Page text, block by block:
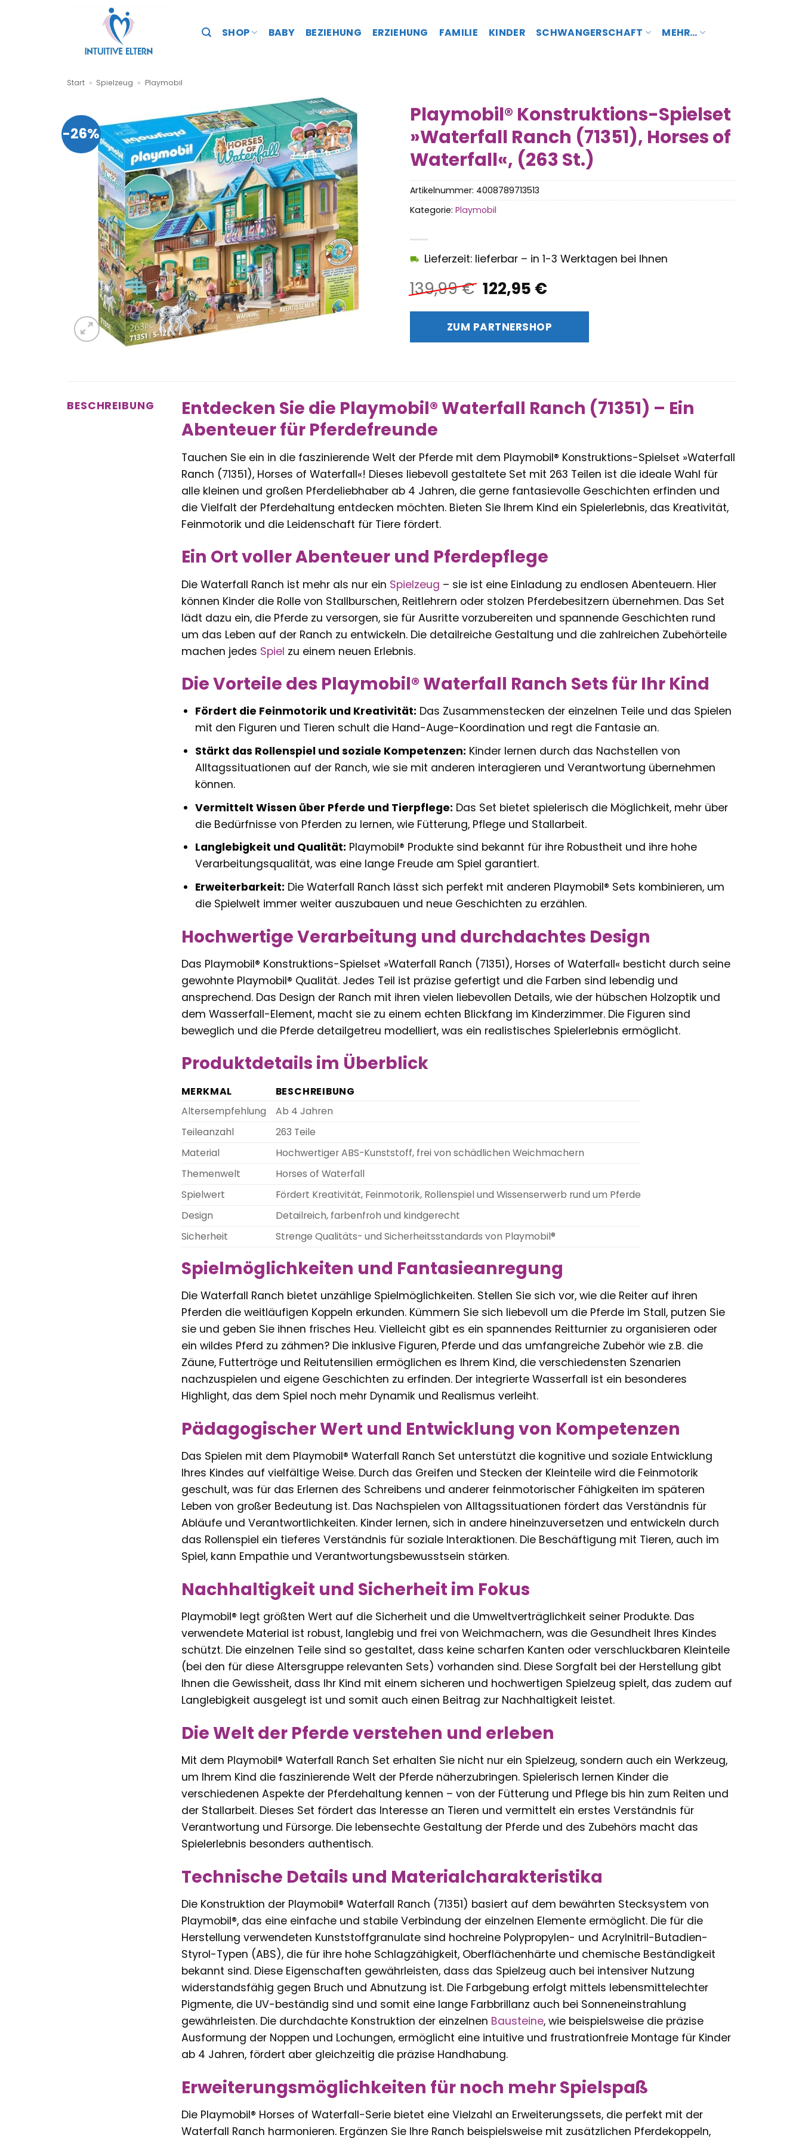
SHOP BABY BEZIEHUNG ERZIEHUNG FAMILIE KINDER SCHWANGERSCHAFT MEHR…
Start » Spielzeug » Playmobil
-26%
Playmobil® Konstruktions-Spielset
»Waterfall Ranch (71351), Horses of
Waterfall«, (263 St.)
139,99€ Ursprünglicher
Preis
war:
139,99 €
122,95 €Aktueller
ist:
122,95 €.
Lieferzeit: lieferbar – in 1-3 Werktagen bei Ihnen
ZUM PARTNERSHOP
Artikelnummer: 4008789713513
Kategorie: Playmobil
BESCHREIBUNG
Entdecken Sie die Playmobil® Waterfall Ranch (71351) – Ein
Abenteuer für Pferdefreunde
Tauchen Sie ein in die faszinierende Welt der Pferde mit dem Playmobil® Konstruktions-Spielset »Waterfall
Ranch (71351), Horses of Waterfall«! Dieses liebevoll gestaltete Set mit 263 Teilen ist die ideale Wahl für
alle kleinen und großen Pferdeliebhaber ab 4 Jahren, die gerne fantasievolle Geschichten erfinden und
die Vielfalt der Pferdehaltung entdecken möchten. Bieten Sie Ihrem Kind ein Spielerlebnis, das Kreativität,
Feinmotorik und die Leidenschaft für Tiere fördert.
Ein Ort voller Abenteuer und Pferdepflege
Die Waterfall Ranch ist mehr als nur ein Spielzeug – sie ist eine Einladung zu endlosen Abenteuern. Hier
können Kinder die Rolle von Stallburschen, Reitlehrern oder stolzen Pferdebesitzern übernehmen. Das Set
lädt dazu ein, die Pferde zu versorgen, sie für Ausritte vorzubereiten und spannende Geschichten rund
um das Leben auf der Ranch zu entwickeln. Die detailreiche Gestaltung und die zahlreichen Zubehörteile
machen jedes Spiel zu einem neuen Erlebnis.
Die Vorteile des Playmobil® Waterfall Ranch Sets für Ihr Kind
Fördert die Feinmotorik und Kreativität: Das Zusammenstecken der einzelnen Teile und das Spielen
mit den Figuren und Tieren schult die Hand-Auge-Koordination und regt die Fantasie an.
Stärkt das Rollenspiel und soziale Kompetenzen: Kinder lernen durch das Nachstellen von
Alltagssituationen auf der Ranch, wie sie mit anderen interagieren und Verantwortung übernehmen
können.
Vermittelt Wissen über Pferde und Tierpflege: Das Set bietet spielerisch die Möglichkeit, mehr über
die Bedürfnisse von Pferden zu lernen, wie Fütterung, Pflege und Stallarbeit.
Langlebigkeit und Qualität: Playmobil® Produkte sind bekannt für ihre Robustheit und ihre hohe
Verarbeitungsqualität, was eine lange Freude am Spiel garantiert.
Erweiterbarkeit: Die Waterfall Ranch lässt sich perfekt mit anderen Playmobil® Sets kombinieren, um
die Spielwelt immer weiter auszubauen und neue Geschichten zu erzählen.
Hochwertige Verarbeitung und durchdachtes Design
Das Playmobil® Konstruktions-Spielset »Waterfall Ranch (71351), Horses of Waterfall« besticht durch seine
gewohnte Playmobil® Qualität. Jedes Teil ist präzise gefertigt und die Farben sind lebendig und
ansprechend. Das Design der Ranch mit ihren vielen liebevollen Details, wie der hübschen Holzoptik und
dem Wasserfall-Element, macht sie zu einem echten Blickfang im Kinderzimmer. Die Figuren sind
beweglich und die Pferde detailgetreu modelliert, was ein realistisches Spielerlebnis ermöglicht.
Produktdetails im Überblick
MERKMAL
BESCHREIBUNG
Altersempfehlung
Ab 4 Jahren
Teileanzahl
263 Teile
Material
Hochwertiger ABS-Kunststoff, frei von schädlichen Weichmachern
Themenwelt
Horses of Waterfall
Spielwert
Fördert Kreativität, Feinmotorik, Rollenspiel und Wissenserwerb rund um Pferde
Design
Detailreich, farbenfroh und kindgerecht
Sicherheit
Strenge Qualitäts- und Sicherheitsstandards von Playmobil®
Spielmöglichkeiten und Fantasieanregung
Die Waterfall Ranch bietet unzählige Spielmöglichkeiten. Stellen Sie sich vor, wie die Reiter auf ihren
Pferden die weitläufigen Koppeln erkunden. Kümmern Sie sich liebevoll um die Pferde im Stall, putzen Sie
sie und geben Sie ihnen frisches Heu. Vielleicht gibt es ein spannendes Reitturnier zu organisieren oder
ein wildes Pferd zu zähmen? Die inklusive Figuren, Pferde und das umfangreiche Zubehör wie z.B. die
Zäune, Futtertröge und Reitutensilien ermöglichen es Ihrem Kind, die verschiedensten Szenarien
nachzuspielen und eigene Geschichten zu erfinden. Der integrierte Wasserfall ist ein besonderes
Highlight, das dem Spiel noch mehr Dynamik und Realismus verleiht.
Pädagogischer Wert und Entwicklung von Kompetenzen
Das Spielen mit dem Playmobil® Waterfall Ranch Set unterstützt die kognitive und soziale Entwicklung
Ihres Kindes auf vielfältige Weise. Durch das Greifen und Stecken der Kleinteile wird die Feinmotorik
geschult, was für das Erlernen des Schreibens und anderer feinmotorischer Fähigkeiten im späteren
Leben von großer Bedeutung ist. Das Nachspielen von Alltagssituationen fördert das Verständnis für
Abläufe und Verantwortlichkeiten. Kinder lernen, sich in andere hineinzuversetzen und entwickeln durch
das Rollenspiel ein tieferes Verständnis für soziale Interaktionen. Die Beschäftigung mit Tieren, auch im
Spiel, kann Empathie und Verantwortungsbewusstsein stärken.
Nachhaltigkeit und Sicherheit im Fokus
Playmobil® legt größten Wert auf die Sicherheit und die Umweltverträglichkeit seiner Produkte. Das
verwendete Material ist robust, langlebig und frei von Weichmachern, was die Gesundheit Ihres Kindes
schützt. Die einzelnen Teile sind so gestaltet, dass keine scharfen Kanten oder verschluckbaren Kleinteile
(bei den für diese Altersgruppe relevanten Sets) vorhanden sind. Diese Sorgfalt bei der Herstellung gibt
Ihnen die Gewissheit, dass Ihr Kind mit einem sicheren und hochwertigen Spielzeug spielt, das zudem auf
Langlebigkeit ausgelegt ist und somit auch einen Beitrag zur Nachhaltigkeit leistet.
Die Welt der Pferde verstehen und erleben
Mit dem Playmobil® Waterfall Ranch Set erhalten Sie nicht nur ein Spielzeug, sondern auch ein Werkzeug,
um Ihrem Kind die faszinierende Welt der Pferde näherzubringen. Spielerisch lernen Kinder die
verschiedenen Aspekte der Pferdehaltung kennen – von der Fütterung und Pflege bis hin zum Reiten und
der Stallarbeit. Dieses Set fördert das Interesse an Tieren und vermittelt ein erstes Verständnis für
Verantwortung und Fürsorge. Die lebensechte Gestaltung der Pferde und des Zubehörs macht das
Spielerlebnis besonders authentisch.
Technische Details und Materialcharakteristika
Die Konstruktion der Playmobil® Waterfall Ranch (71351) basiert auf dem bewährten Stecksystem von
Playmobil®, das eine einfache und stabile Verbindung der einzelnen Elemente ermöglicht. Die für die
Herstellung verwendeten Kunststoffgranulate sind hochreine Polypropylen- und Acrylnitril-Butadien-
Styrol-Typen (ABS), die für ihre hohe Schlagzähigkeit, Oberflächenhärte und chemische Beständigkeit
bekannt sind. Diese Eigenschaften gewährleisten, dass das Spielzeug auch bei intensiver Nutzung
widerstandsfähig gegen Bruch und Abnutzung ist. Die Farbgebung erfolgt mittels lebensmittelechter
Pigmente, die UV-beständig sind und somit eine lange Farbbrillanz auch bei Sonneneinstrahlung
gewährleisten. Die durchdachte Konstruktion der einzelnen Bausteine, wie beispielsweise die präzise
Ausformung der Noppen und Lochungen, ermöglicht eine intuitive und frustrationfreie Montage für Kinder
ab 4 Jahren, fördert aber gleichzeitig die präzise Handhabung.
Erweiterungsmöglichkeiten für noch mehr Spielspaß
Die Playmobil® Horses of Waterfall-Serie bietet eine Vielzahl an Erweiterungssets, die perfekt mit der
Waterfall Ranch harmonieren. Ergänzen Sie Ihre Ranch beispielsweise mit zusätzlichen Pferdekoppeln,